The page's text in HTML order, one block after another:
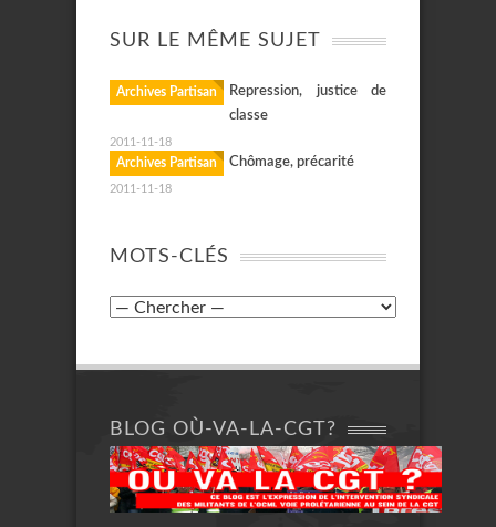
SUR LE MÊME SUJET
Archives Partisan
Repression, justice de
classe
2011-11-18
Archives Partisan Chômage, précarité
2011-11-18
MOTS-CLÉS
BLOG OÙ-VA-LA-CGT?